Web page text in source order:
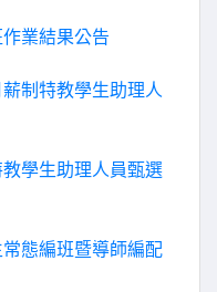
業結果公告
制特教學生助理人
學生助理人員甄選
態編班暨導師編配